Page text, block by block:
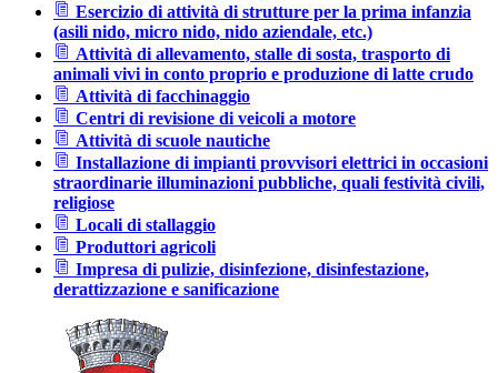
Esercizio di attività di strutture per la prima infanzia
(asili nido, micro nido, nido aziendale, etc.)
Attività di allevamento, stalle di sosta, trasporto di
animali vivi in conto proprio e produzione di latte crudo
Attività di facchinaggio
Centri di revisione di veicoli a motore
Attività di scuole nautiche
Installazione di impianti provvisori elettrici in occasioni
straordinarie illuminazioni pubbliche, quali festività civili,
religiose
Locali di stallaggio
Produttori agricoli
Impresa di pulizie, disinfezione, disinfestazione,
derattizzazione e sanificazione